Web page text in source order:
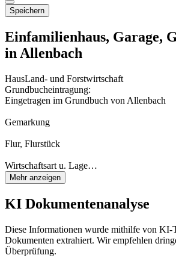
Speichern
Einfamilienhaus, Garage,
in Allenbach
HausLand- und Forstwirtschaft
Grundbucheintragung:
Eingetragen im Grundbuch von Allenbach
Gemarkung
Flur, Flurstück
Wirtschaftsart u. Lage…
Mehr anzeigen
KI Dokumentenanalyse
Diese Informationen wurde mithilfe von KI-
Dokumenten extrahiert. Wir empfehlen
Überprüfung.